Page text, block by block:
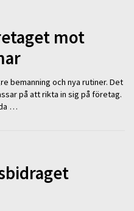
mot
bemanning och nya rutiner. Det
på att rikta in sig på företag.
…